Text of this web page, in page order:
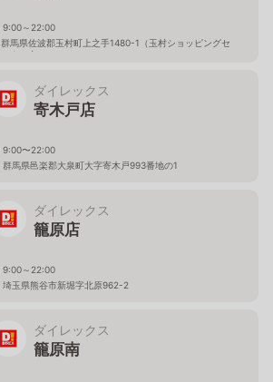
9:00～22:00
群馬県佐波郡玉村町上之手1480-1（玉村ショッピングセ
ンター内）
ダイレックス
寄木戸店
9:00〜22:00
群馬県邑楽郡大泉町大字寄木戸993番地の1
ダイレックス
籠原店
9:00～22:00
埼玉県熊谷市新堀字北原962-2
ダイレックス
籠原南